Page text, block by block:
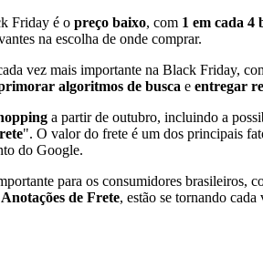
Friday é o preço baixo, com 1 em cada 4
na escolha de onde comprar.
vez mais importante na Black Friday,
algoritmos de busca e entregar
a partir de outubro, incluindo a
". O valor do frete é um dos principais
do Google.
para os consumidores brasileiros,
Anotações de Frete, estão se tornando cada